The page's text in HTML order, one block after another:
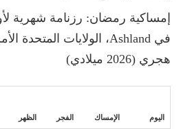
إمساكية رمضان: رزنامة شهرية
هجري (2026 ميلادي)
اليوم الإمساك الفجر الظهر